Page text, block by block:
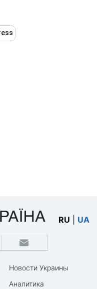
RU UA
Новости Украины
Аналитика